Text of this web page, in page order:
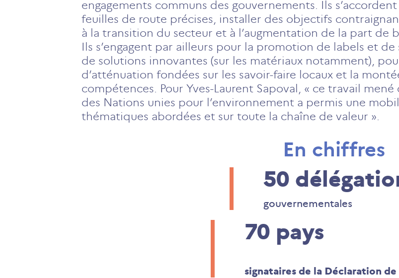
engagements communs des gouvernements. Ils
feuilles de route précises, installer des objectifs
à la transition du secteur et à l’augmentation de la part de
Ils s’engagent par ailleurs pour la promotion de labels et
de solutions innovantes (sur les matériaux notamment),
d’atténuation fondées sur les savoir-faire locaux et la
compétences. Pour Yves-Laurent Sapoval, « ce travail
des Nations unies pour l’environnement a permis une
thématiques abordées et sur toute la chaîne de valeur ».
En chiffres
50
gouvernementales
70 pays
signataires de la Déclaration